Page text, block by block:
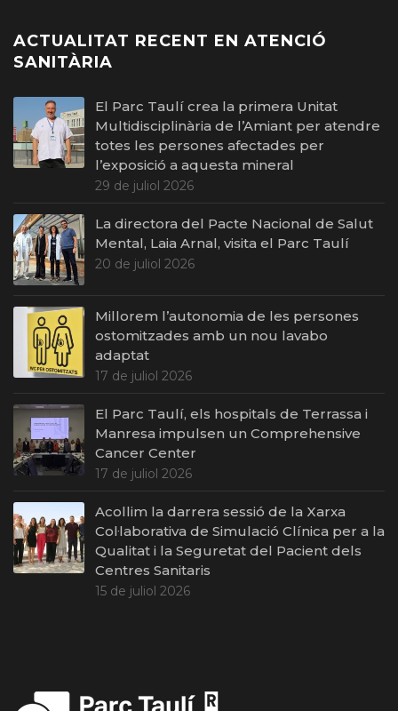
ACTUALITAT RECENT EN ATENCIÓ
SANITÀRIA
El Parc Taulí crea la primera Unitat
Multidisciplinària de l’Amiant per atendre
totes les persones afectades per
l’exposició a aquesta mineral
29 de juliol 2026
La directora del Pacte Nacional de Salut
Mental, Laia Arnal, visita el Parc Taulí
20 de juliol 2026
Millorem l’autonomia de les persones
ostomitzades amb un nou lavabo
adaptat
17 de juliol 2026
El Parc Taulí, els hospitals de Terrassa i
Manresa impulsen un Comprehensive
Cancer Center
17 de juliol 2026
Acollim la darrera sessió de la Xarxa
Col·laborativa de Simulació Clínica per a la
Qualitat i la Seguretat del Pacient dels
Centres Sanitaris
15 de juliol 2026